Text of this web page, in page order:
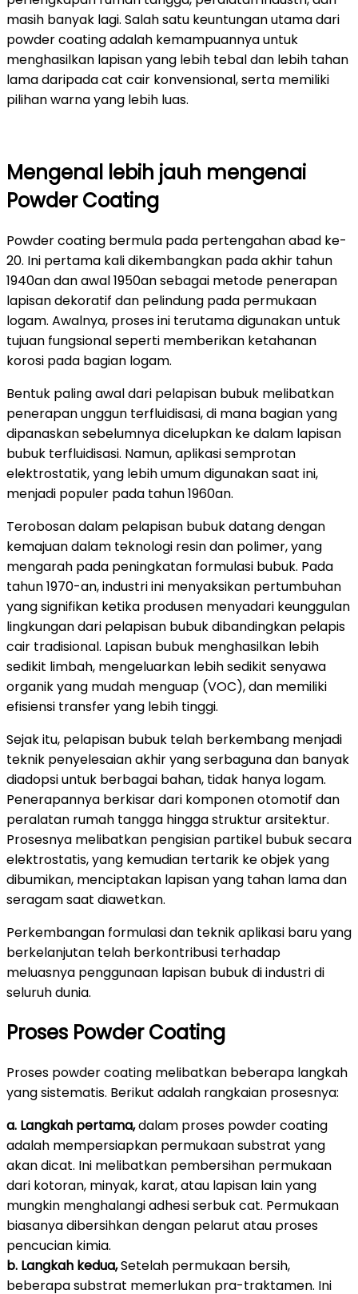
masih banyak lagi. Salah satu keuntungan utama dari
powder coating adalah kemampuannya untuk
menghasilkan lapisan yang lebih tebal dan lebih tahan
lama daripada cat cair konvensional, serta memiliki
pilihan warna yang lebih luas.
Mengenal lebih jauh mengenai
Powder Coating
Powder coating bermula pada pertengahan abad ke-
20. Ini pertama kali dikembangkan pada akhir tahun
1940an dan awal 1950an sebagai metode penerapan
lapisan dekoratif dan pelindung pada permukaan
logam. Awalnya, proses ini terutama digunakan untuk
tujuan fungsional seperti memberikan ketahanan
korosi pada bagian logam.
Bentuk paling awal dari pelapisan bubuk melibatkan
penerapan unggun terfluidisasi, di mana bagian yang
dipanaskan sebelumnya dicelupkan ke dalam lapisan
bubuk terfluidisasi. Namun, aplikasi semprotan
elektrostatik, yang lebih umum digunakan saat ini,
menjadi populer pada tahun 1960an.
Terobosan dalam pelapisan bubuk datang dengan
kemajuan dalam teknologi resin dan polimer, yang
mengarah pada peningkatan formulasi bubuk. Pada
tahun 1970-an, industri ini menyaksikan pertumbuhan
yang signifikan ketika produsen menyadari keunggulan
lingkungan dari pelapisan bubuk dibandingkan pelapis
cair tradisional. Lapisan bubuk menghasilkan lebih
sedikit limbah, mengeluarkan lebih sedikit senyawa
organik yang mudah menguap (VOC), dan memiliki
efisiensi transfer yang lebih tinggi.
Sejak itu, pelapisan bubuk telah berkembang menjadi
teknik penyelesaian akhir yang serbaguna dan banyak
diadopsi untuk berbagai bahan, tidak hanya logam.
Penerapannya berkisar dari komponen otomotif dan
peralatan rumah tangga hingga struktur arsitektur.
Prosesnya melibatkan pengisian partikel bubuk secara
elektrostatis, yang kemudian tertarik ke objek yang
dibumikan, menciptakan lapisan yang tahan lama dan
seragam saat diawetkan.
Perkembangan formulasi dan teknik aplikasi baru yang
berkelanjutan telah berkontribusi terhadap
meluasnya penggunaan lapisan bubuk di industri di
seluruh dunia.
Proses Powder Coating
Proses powder coating melibatkan beberapa langkah
yang sistematis. Berikut adalah rangkaian prosesnya:
a. Langkah pertama,dalam proses powder coating
adalah mempersiapkan permukaan substrat yang
akan dicat. Ini melibatkan pembersihan permukaan
dari kotoran, minyak, karat, atau lapisan lain yang
mungkin menghalangi adhesi serbuk cat. Permukaan
biasanya dibersihkan dengan pelarut atau proses
pencucian kimia.
b. Langkah kedua,Setelah permukaan bersih,
beberapa substrat memerlukan pra-traktamen. Ini